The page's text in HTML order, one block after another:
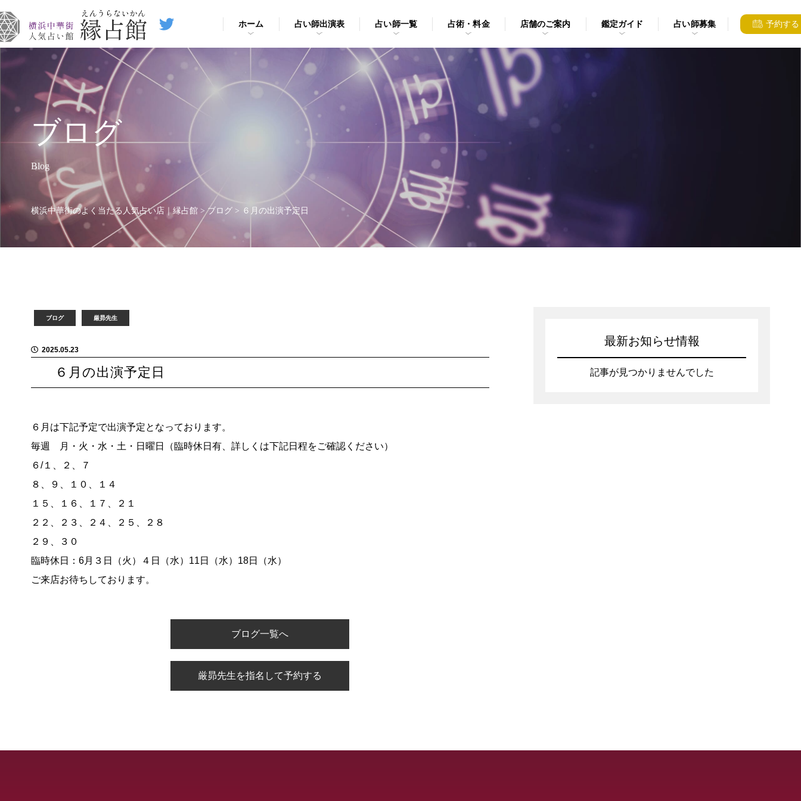
ホーム 占い師出演表 占い師一覧 占術・料金 店舗のご案内 鑑定ガイド 占い師募集 予約する
ブログ
Blog
横浜中華街のよく当たる人気占い店｜縁占館 >ブログ > ６月の出演予定日
ブログ 厳昴先生
2025.05.23
６月の出演予定日
６月は下記予定で出演予定となっております。
毎週 月・火・水・土・日曜日（臨時休日有、詳しくは下記日程をご確認ください）
６/１、２、７
８、９、１０、１４
１５、１６、１７、２１
２２、２３、２４、２５、２８
２９、３０
臨時休日：6月３日（火）４日（水）11日（水）18日（水）
ご来店お待ちしております。
ブログ一覧へ
厳昴先生を指名して予約する
最新お知らせ情報
記事が見つかりませんでした